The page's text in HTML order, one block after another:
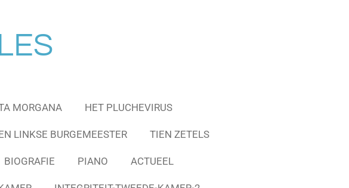
MORGANA HET PLUCHEVIRUS
LINKSE BURGEMEESTER TIEN ZETELS
BIOGRAFIE PIANO ACTUEEL